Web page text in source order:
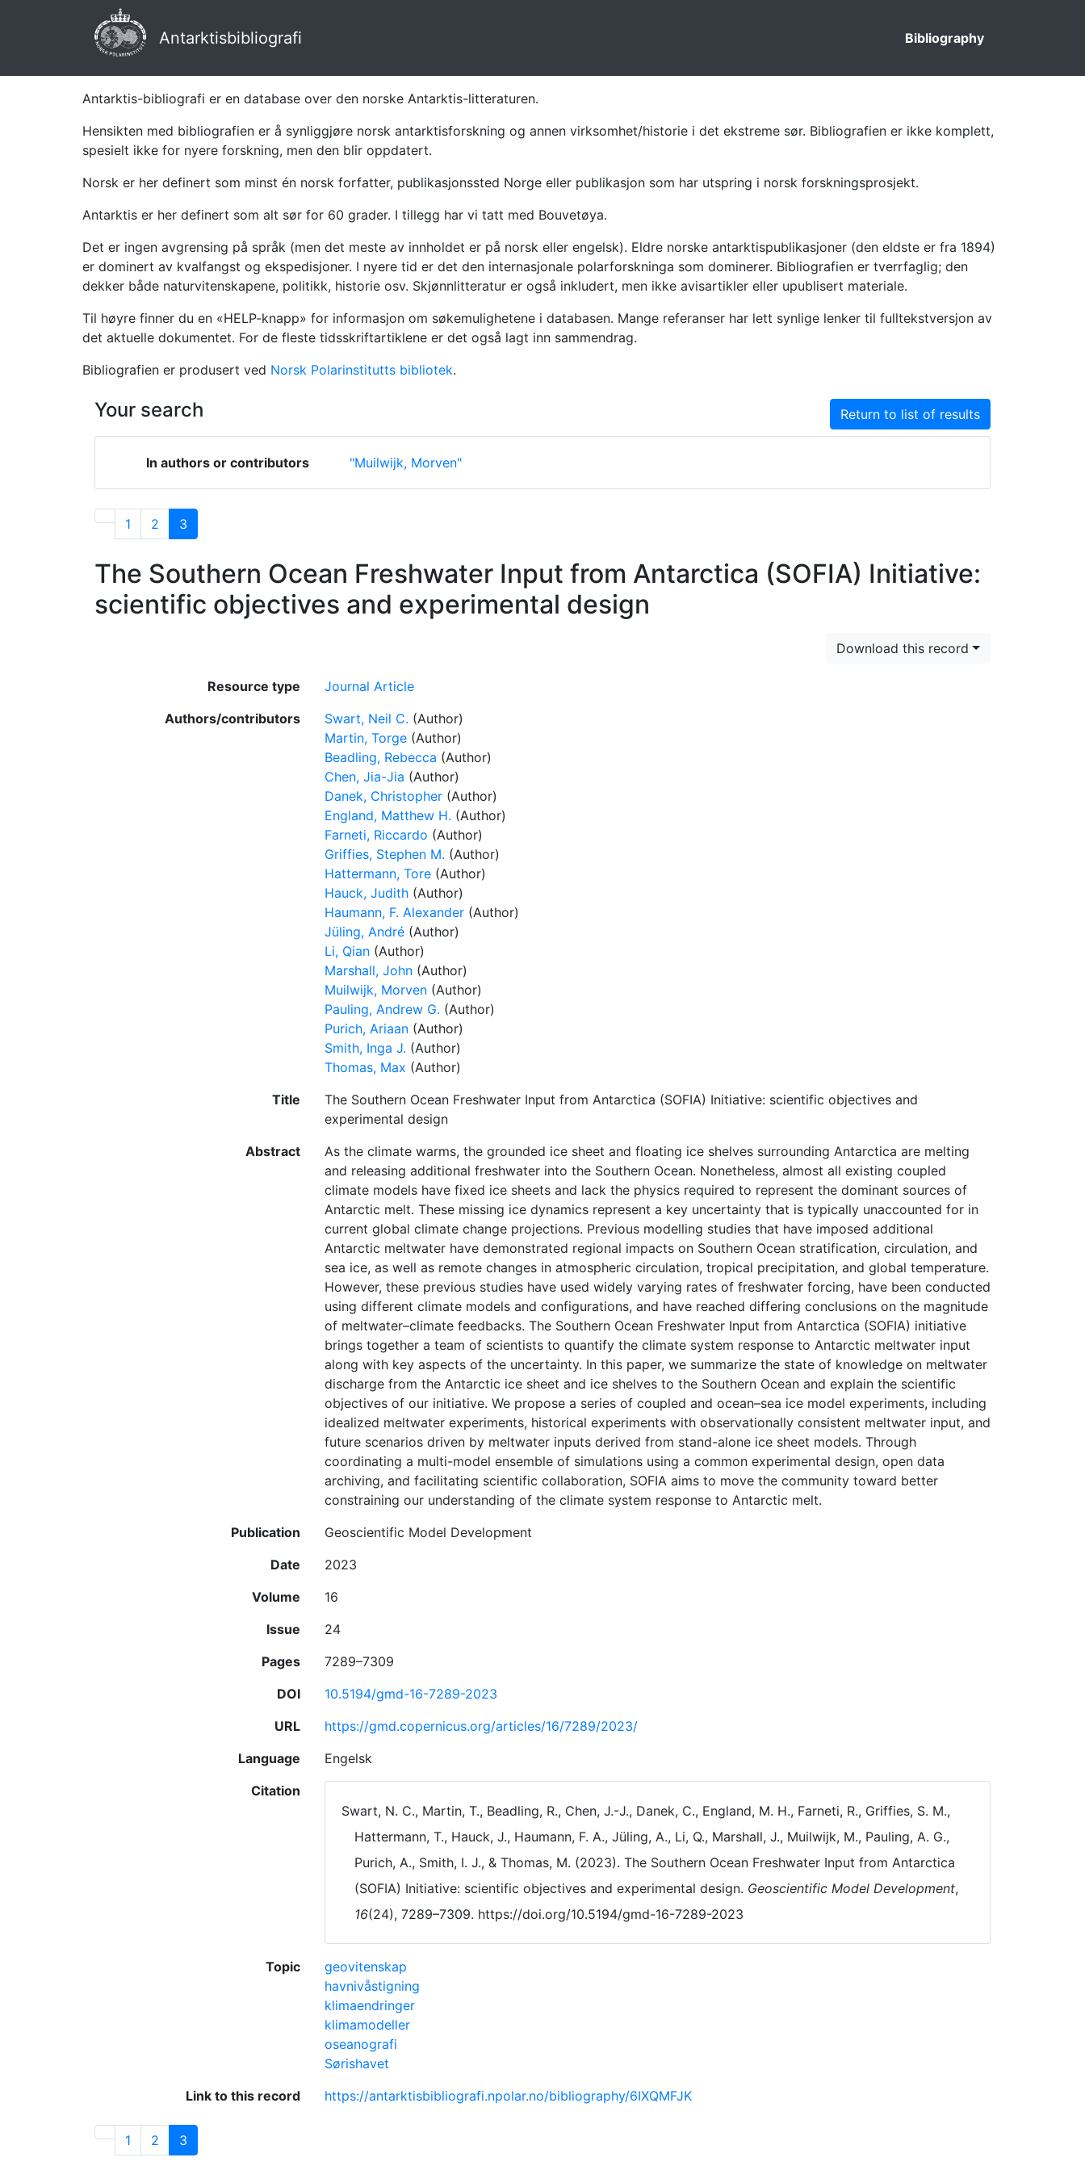
Antarktisbibliografi Bibliography
Antarktis-bibliografi er en database over den norske Antarktis-litteraturen.
Hensikten med bibliografien er å synliggjøre norsk antarktisforskning og annen virksomhet/historie i det ekstreme sør. Bibliografien er ikke komplett,
spesielt ikke for nyere forskning, men den blir oppdatert.
Norsk er her definert som minst én norsk forfatter, publikasjonssted Norge eller publikasjon som har utspring i norsk forskningsprosjekt.
Antarktis er her definert som alt sør for 60 grader. I tillegg har vi tatt med Bouvetøya.
Det er ingen avgrensing på språk (men det meste av innholdet er på norsk eller engelsk). Eldre norske antarktispublikasjoner (den eldste er fra 1894)
er dominert av kvalfangst og ekspedisjoner. I nyere tid er det den internasjonale polarforskninga som dominerer. Bibliografien er tverrfaglig; den
dekker både naturvitenskapene, politikk, historie osv. Skjønnlitteratur er også inkludert, men ikke avisartikler eller upublisert materiale.
Til høyre finner du en «HELP-knapp» for informasjon om søkemulighetene i databasen. Mange referanser har lett synlige lenker til fulltekstversjon av
det aktuelle dokumentet. For de fleste tidsskriftartiklene er det også lagt inn sammendrag.
Bibliografien er produsert ved Norsk Polarinstitutts bibliotek.
Your search Return to list of results
In authors or contributors "Muilwijk, Morven"
1 2 3
The Southern Ocean Freshwater Input from Antarctica (SOFIA) Initiative:
scientific objectives and experimental design
Download this record
Resource type
Journal Article
Authors/contributors
Swart, Neil C. (Author)
Martin, Torge (Author)
Beadling, Rebecca (Author)
Chen, Jia-Jia (Author)
Danek, Christopher (Author)
England, Matthew H. (Author)
Farneti, Riccardo (Author)
Griffies, Stephen M. (Author)
Hattermann, Tore (Author)
Hauck, Judith (Author)
Haumann, F. Alexander (Author)
Jüling, André (Author)
Li, Qian (Author)
Marshall, John (Author)
Muilwijk, Morven (Author)
Pauling, Andrew G. (Author)
Purich, Ariaan (Author)
Smith, Inga J. (Author)
Thomas, Max (Author)
Title
The Southern Ocean Freshwater Input from Antarctica (SOFIA) Initiative: scientific objectives and
experimental design
Abstract
As the climate warms, the grounded ice sheet and floating ice shelves surrounding Antarctica are melting
and releasing additional freshwater into the Southern Ocean. Nonetheless, almost all existing coupled
climate models have fixed ice sheets and lack the physics required to represent the dominant sources of
Antarctic melt. These missing ice dynamics represent a key uncertainty that is typically unaccounted for in
current global climate change projections. Previous modelling studies that have imposed additional
Antarctic meltwater have demonstrated regional impacts on Southern Ocean stratification, circulation, and
sea ice, as well as remote changes in atmospheric circulation, tropical precipitation, and global temperature.
However, these previous studies have used widely varying rates of freshwater forcing, have been conducted
using different climate models and configurations, and have reached differing conclusions on the magnitude
of meltwater–climate feedbacks. The Southern Ocean Freshwater Input from Antarctica (SOFIA) initiative
brings together a team of scientists to quantify the climate system response to Antarctic meltwater input
along with key aspects of the uncertainty. In this paper, we summarize the state of knowledge on meltwater
discharge from the Antarctic ice sheet and ice shelves to the Southern Ocean and explain the scientific
objectives of our initiative. We propose a series of coupled and ocean–sea ice model experiments, including
idealized meltwater experiments, historical experiments with observationally consistent meltwater input, and
future scenarios driven by meltwater inputs derived from stand-alone ice sheet models. Through
coordinating a multi-model ensemble of simulations using a common experimental design, open data
archiving, and facilitating scientific collaboration, SOFIA aims to move the community toward better
constraining our understanding of the climate system response to Antarctic melt.
Publication
Geoscientific Model Development
Date
2023
Volume
16
Issue
24
Pages
7289–7309
DOI
10.5194/gmd-16-7289-2023
URL
https://gmd.copernicus.org/articles/16/7289/2023/
Language
Engelsk
Citation
Swart, N. C., Martin, T., Beadling, R., Chen, J.-J., Danek, C., England, M. H., Farneti, R., Griffies, S. M.,
Hattermann, T., Hauck, J., Haumann, F. A., Jüling, A., Li, Q., Marshall, J., Muilwijk, M., Pauling, A. G.,
Purich, A., Smith, I. J., & Thomas, M. (2023). The Southern Ocean Freshwater Input from Antarctica
(SOFIA) Initiative: scientific objectives and experimental design. Geoscientific Model Development,
16(24), 7289–7309. https://doi.org/10.5194/gmd-16-7289-2023
Topic
geovitenskap
havnivåstigning
klimaendringer
klimamodeller
oseanografi
Sørishavet
Link to this record
https://antarktisbibliografi.npolar.no/bibliography/6IXQMFJK
1 2 3